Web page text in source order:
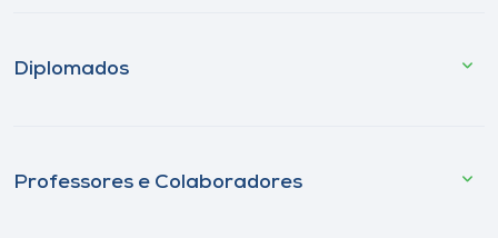
Diplomados
Professores e Colaboradores